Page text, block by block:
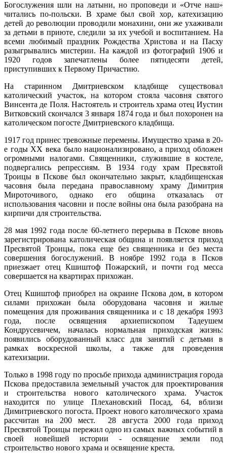
Богослужения шли на латыни, но проповеди и «Отче наш»
читались по-польски. В храме был свой хор, катехизацию
детей до революции проводили монахини, они же ухаживали
за детьми в приюте, следили за их учебой и воспитанием. На
всеми любимый праздник Рождества Христова и на Пасху
разыгрывались мистерии. На каждой из фотографий 1906 и
1920 годов запечатлены более пятидесяти детей,
приступивших к Первому Причастию.
На старинном Дмитриевском кладбище существовал
католический участок, на котором стояла часовня святого
Винсента де Поля. Настоятель и строитель храма отец Иустин
Витковский скончался 3 января 1874 года и был похоронен на
католическом погосте Дмитриевского кладбища.
1917 год принес тревожные перемены. Имущество храма в 20-
е годы XX века было национализировано, а приход обложен
огромными налогами. Священники, служившие в костеле,
подвергались репрессиям. В 1934 году храм Пресвятой
Троицы в Пскове был окончательно закрыт, кладбищенская
часовня была передана православному храму Димитрия
Мироточивого, однако его община отказалась от
использования часовни и после войны она была разобрана на
кирпичи для строительства.
28 мая 1992 года после 60-летнего перерыва в Пскове вновь
зарегистрирована католическая община и появляется приход
Пресвятой Троицы, пока еще без священника и без места
совершения богослужений. В ноябре 1992 года в Псков
приезжает отец Кшиштоф Пожарский, и почти год месса
совершается на квартирах прихожан.
Отец Кшиштоф приобрел на окраине Пскова дом, в котором
силами прихожан была оборудована часовня и жилые
помещения для проживания священника и с 18 декабря 1993
года, после освящения архиепископом Тадеушем
Кондрусевичем, началась нормальная приходская жизнь:
появились оборудованный класс для занятий с детьми в
рамках воскресной школы, а также для проведения
катехизации.
Только в 1998 году по просьбе прихода администрация города
Пскова предоставила земельный участок для проектирования
и строительства нового католического храма. Участок
находится по улице Плехановский Посад, 64, вблизи
Димитриевского погоста. Проект нового католического храма
рассчитан на 200 мест. 28 августа 2000 года приход
Пресвятой Троицы пережил одно из самых важных событий в
своей новейшей истории - освящение земли под
строительство нового храма и освящение креста.